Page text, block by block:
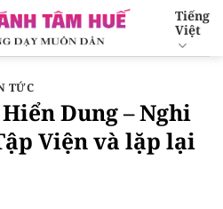
Tiếng
Việt
TỨC
Dung – Nghi
Viện và lặp lại